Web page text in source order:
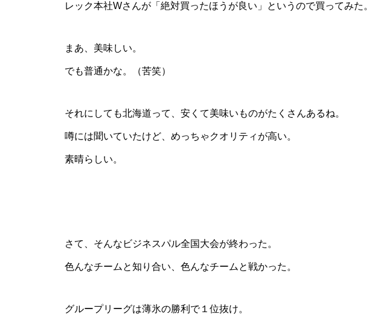
レック本社Wさんが「絶対買ったほうが良い」というので買ってみた。
まあ、美味しい。
でも普通かな。（苦笑）
それにしても北海道って、安くて美味いものがたくさんあるね。
噂には聞いていたけど、めっちゃクオリティが高い。
素晴らしい。
さて、そんなビジネスパル全国大会が終わった。
色んなチームと知り合い、色んなチームと戦かった。
グループリーグは薄氷の勝利で１位抜け。